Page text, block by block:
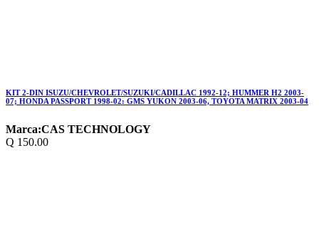
KIT 2-DIN ISUZU/CHEVROLET/SUZUKI/CADILLAC 1992-12; HUMMER H2 2003-
07; HONDA PASSPORT 1998-02: GMS YUKON 2003-06, TOYOTA MATRIX 2003-04
Marca:CAS TECHNOLOGY
Q 150.00